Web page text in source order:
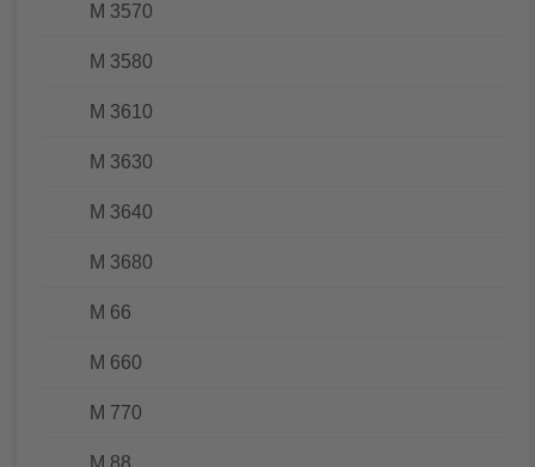
M 3570
M 3580
M 3610
M 3630
M 3640
M 3680
M 66
M 660
M 770
M 88